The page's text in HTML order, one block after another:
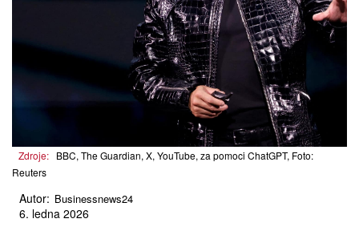
Zdroje: BBC, The Guardian, X, YouTube, za pomoci ChatGPT, Foto:
Reuters
Autor: Businessnews24
6. ledna 2026